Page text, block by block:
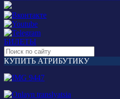
БИЛЕТЫ
КУПИТЬ АТРИБУТИКУ